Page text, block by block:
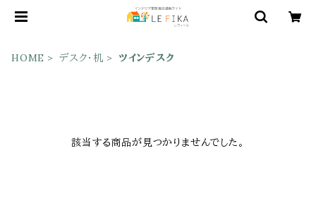
HOME デスク・机 ツインデスク
該当する商品が見つかりませんでした。